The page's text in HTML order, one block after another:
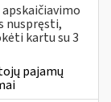
nuspręsti,
kartu su 3
pajamų